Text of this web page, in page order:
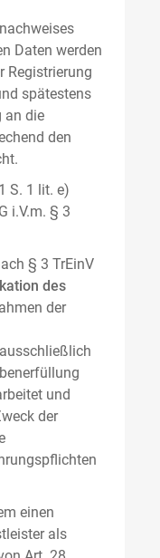
Daten werden
Registrierung
spätestens
an die
den
S. 1 lit. e)
i.V.m. § 3
§ 3 TrEinV
des
der
und
der
einen
als